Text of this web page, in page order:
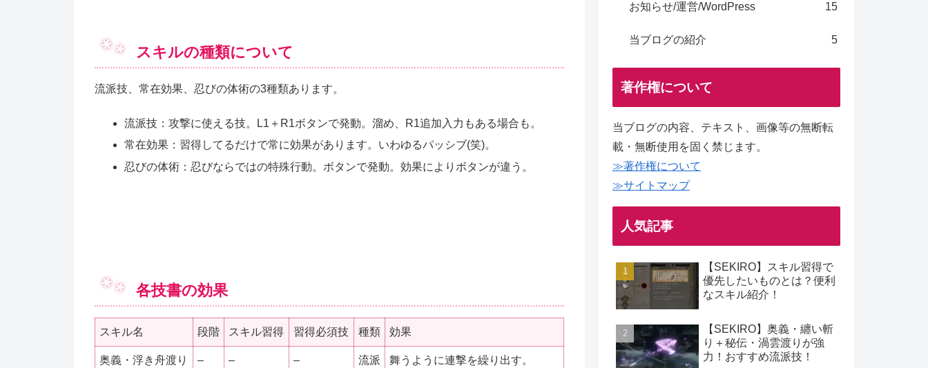
スキルの種類について
流派技、常在効果、忍びの体術の3種類あります。
流派技：攻撃に使える技。L1＋R1ボタンで発動。溜め、R1追加入力もある場合も。
常在効果：習得してるだけで常に効果があります。いわゆるパッシブ(笑)。
忍びの体術：忍びならではの特殊行動。ボタンで発動。効果によりボタンが違う。
各技書の効果
スキル名 段階 スキル習得 習得必須技 種類 効果
奥義・浮き舟渡り – – – 流派 舞うように連撃を繰り出す。
お知らせ/運営/WordPress 15
当ブログの紹介 5
著作権について
当ブログの内容、テキスト、画像等の無断転
載・無断使用を固く禁じます。
≫著作権について
≫サイトマップ
人気記事
【SEKIRO】スキル習得で
優先したいものとは？便利
なスキル紹介！
【SEKIRO】奥義・纏い斬
り＋秘伝・渦雲渡りが強
力！おすすめ流派技！